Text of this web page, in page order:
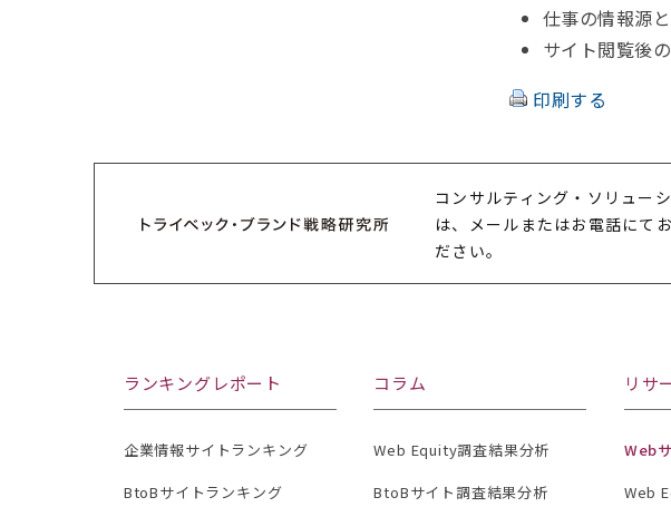
仕事の情報源
サイト閲覧後
印刷する
コンサルティング・ソリュー
は、メールまたはお電話にて
ださい。
ランキングレポート
企業情報サイトランキング
BtoBサイトランキング
コラム
Web Equity調査結果分析
BtoBサイト調査結果分析
リサ
Web
Web